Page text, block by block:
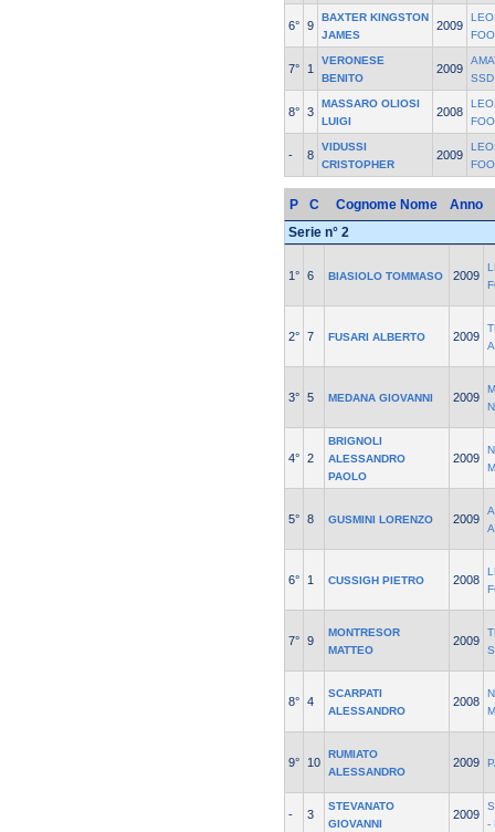
6° 9
BAXTER KINGSTON
JAMES
2009
7° 1
VERONESE
BENITO
2009
8° 3
MASSARO OLIOSI
LUIGI
2008
- 8
VIDUSSI
CRISTOPHER
2009
P C Cognome Nome
Anno
Serie n° 2
1° 6 BIASIOLO TOMMASO 2009
2° 7 FUSARI ALBERTO 2009
3° 5 MEDANA GIOVANNI 2009
4° 2
BRIGNOLI
ALESSANDRO
PAOLO
2009
5° 8 GUSMINI LORENZO 2009
6° 1 CUSSIGH PIETRO 2008
7° 9
MONTRESOR
MATTEO
2009
8° 4
SCARPATI
ALESSANDRO
2008
9° 10
RUMIATO
ALESSANDRO
2009
- 3
STEVANATO
GIOVANNI
2009
-